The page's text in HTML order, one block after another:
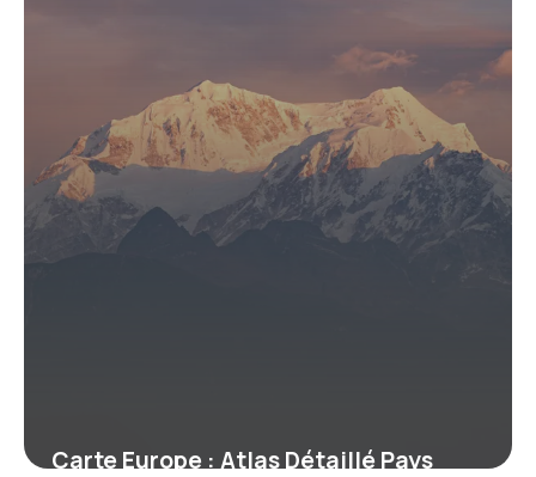
Carte Europe : Atlas Détaillé Pays